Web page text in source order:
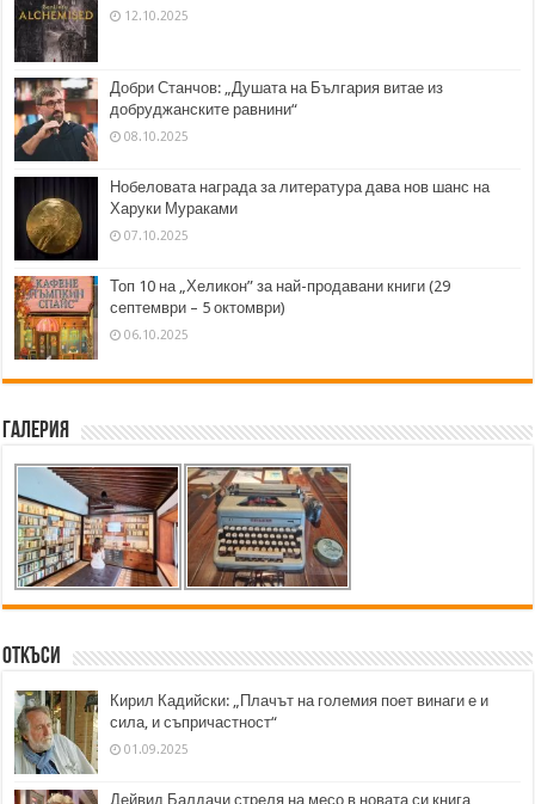
12.10.2025
Добри Станчов: „Душата на България витае из
добруджанските равнини“
08.10.2025
Нобеловата награда за литература дава нов шанс на
Харуки Мураками
07.10.2025
Топ 10 на „Хеликон” за най-продавани книги (29
септември – 5 октомври)
06.10.2025
Галерия
Откъси
Кирил Кадийски: „Плачът на големия поет винаги е и
сила, и съпричастност“
01.09.2025
Дейвид Балдачи стреля на месо в новата си книга